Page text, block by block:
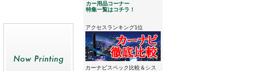
カー用品コーナー
特集一覧はコチラ！
アクセスランキング1位
カーナビスペック比較＆シス